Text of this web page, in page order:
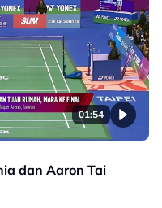
01:54
dan Aaron Tai